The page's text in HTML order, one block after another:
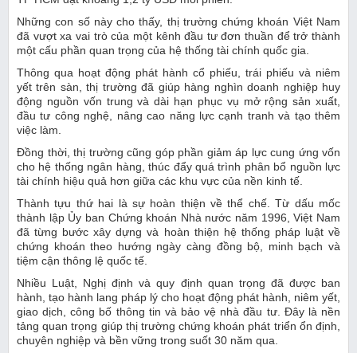
Những con số này cho thấy, thị trường chứng khoán Việt Nam
đã vượt xa vai trò của một kênh đầu tư đơn thuần để trở thành
một cấu phần quan trọng của hệ thống tài chính quốc gia.
Thông qua hoạt động phát hành cổ phiếu, trái phiếu và niêm
yết trên sàn, thị trường đã giúp hàng nghìn doanh nghiệp huy
động nguồn vốn trung và dài hạn phục vụ mở rộng sản xuất,
đầu tư công nghệ, nâng cao năng lực cạnh tranh và tạo thêm
việc làm.
Đồng thời, thị trường cũng góp phần giảm áp lực cung ứng vốn
cho hệ thống ngân hàng, thúc đẩy quá trình phân bổ nguồn lực
tài chính hiệu quả hơn giữa các khu vực của nền kinh tế.
Thành tựu thứ hai là sự hoàn thiện về thể chế. Từ dấu mốc
thành lập Ủy ban Chứng khoán Nhà nước năm 1996, Việt Nam
đã từng bước xây dựng và hoàn thiện hệ thống pháp luật về
chứng khoán theo hướng ngày càng đồng bộ, minh bạch và
tiệm cận thông lệ quốc tế.
Nhiều Luật, Nghị định và quy định quan trọng đã được ban
hành, tạo hành lang pháp lý cho hoạt động phát hành, niêm yết,
giao dịch, công bố thông tin và bảo vệ nhà đầu tư. Đây là nền
tảng quan trọng giúp thị trường chứng khoán phát triển ổn định,
chuyên nghiệp và bền vững trong suốt 30 năm qua.